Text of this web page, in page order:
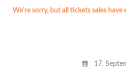
We're sorry, but all tickets sales
17.